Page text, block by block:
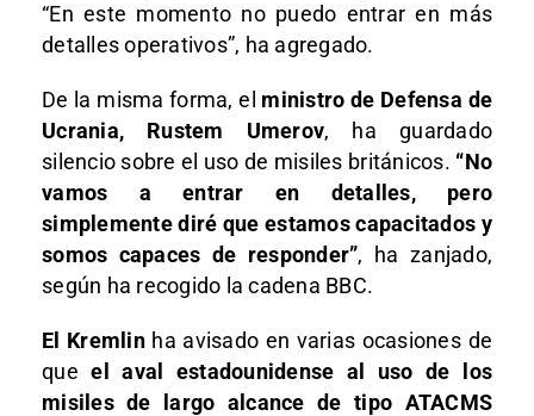
“En este momento no puedo entrar en más
detalles operativos”, ha agregado.
De la misma forma, el ministro de Defensa de
Ucrania, Rustem Umerov, ha guardado
silencio sobre el uso de misiles británicos. “No
vamos a entrar en detalles, pero
simplemente diré que estamos capacitados y
somos capaces de responder”, ha zanjado,
según ha recogido la cadena BBC.
El Kremlinha avisado en varias ocasiones de
queel aval estadounidense al uso de los
misiles de largo alcance de tipo ATACMS